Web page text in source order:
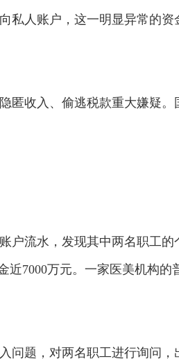
私人账户，这一明显异常的资
匿收入、偷逃税款重大嫌疑。
户流水，发现其中两名职工的
近7000万元。一家医美机构的
问题，对两名职工进行询问，